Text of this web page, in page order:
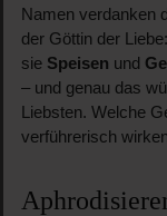
Namen verdanken
der Göttin der Liebe:
sie Speisen und
– und genau das
Liebsten. Welche
verführerisch